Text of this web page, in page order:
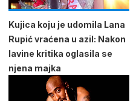
Kujica koju je udomila Lana
Rupić vraćena u azil: Nakon
lavine kritika oglasila se
njena majka